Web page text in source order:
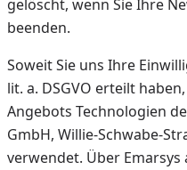
gelöscht, wenn Sie Ihre
beenden.
Soweit Sie uns Ihre
lit. a. DSGVO erteilt
Angebots Technologien
GmbH, Willie-Schwabe-
verwendet. Über